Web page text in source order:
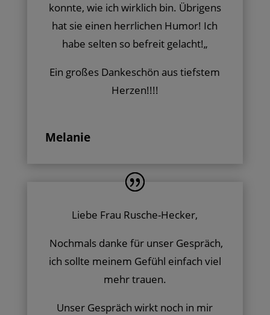
konnte, wie ich wirklich bin. Übrigens
hat sie einen herrlichen Humor! Ich
habe selten so befreit gelacht!„
Ein großes Dankeschön aus tiefstem
Herzen!!!!
Melanie
Liebe Frau Rusche-Hecker,
Nochmals danke für unser Gespräch,
ich sollte meinem Gefühl einfach viel
mehr trauen.
Unser Gespräch wirkt noch in mir